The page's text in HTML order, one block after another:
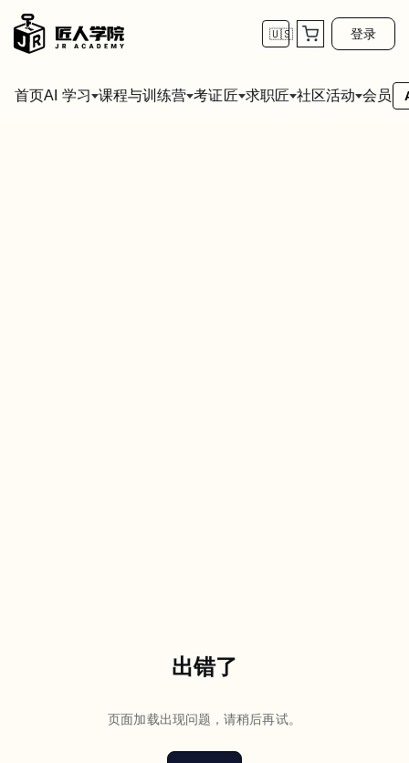
🇺🇸 登录
首页AI 学习 课程与训练营 考证匠 求职匠 社区活动 会员
出错了
页面加载出现问题，请稍后再试。